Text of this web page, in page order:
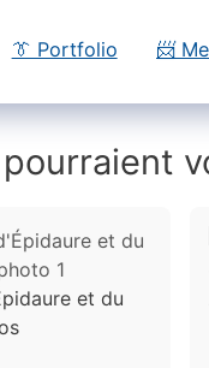
👔 Portfolio 📨
et du